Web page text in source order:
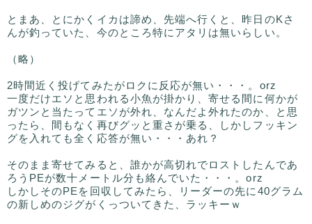
とまあ、とにかくイカは諦め、先端へ行くと、昨日のKさ
んが釣っていた、今のところ特にアタリは無いらしい。
（略）
2時間近く投げてみたがロクに反応が無い・・・。orz
一度だけエソと思われる小魚が掛かり、寄せる間に何かが
ガツンと当たってエソが外れ、なんだよ外れたのか、と思
ったら、間もなく再びグッと重さが乗る、しかしフッキン
グを入れても全く応答が無い・・・あれ？
そのまま寄せてみると、誰かが高切れでロストしたんであ
ろうPEが数十メートル分も絡んでいた・・・。orz
しかしそのPEを回収してみたら、リーダーの先に40グラム
の新しめのジグがくっついてきた、ラッキーｗ